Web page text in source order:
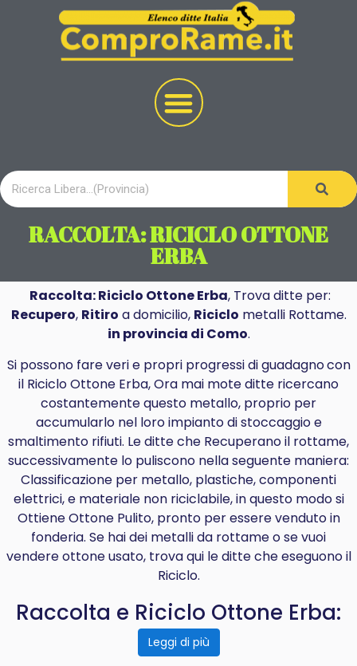
RACCOLTA: RICICLO OTTONE
ERBA
Raccolta: Riciclo Ottone Erba, Trova ditte per:
Recupero, Ritiro a domicilio, Riciclo metalli Rottame.
in provincia di Como.
Si possono fare veri e propri progressi diguadagnocon
il Riciclo Ottone Erba, Ora mai mote ditte ricercano
costantemente questo metallo, proprio per
accumularlo nel loro impianto di stoccaggio e
smaltimento rifiuti. Le ditte che Recuperano il rottame,
successivamente lo puliscono nella seguente maniera:
Classificazione per metallo, plastiche, componenti
elettrici, e materiale non riciclabile, in questo modo si
Ottiene Ottone Pulito, pronto per essere venduto in
fonderia. Se hai dei metalli da rottame o se vuoi
vendere ottone usato, trova qui le ditte che eseguono il
Riciclo.
Raccolta e Riciclo Ottone Erba:
Leggi di più